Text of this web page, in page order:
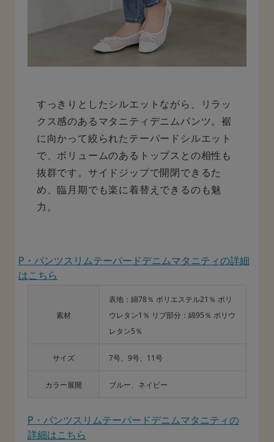
すっきりとしたシルエットながら、リラッ
クス感のあるマタニティデニムパンツ。裾
に向かって絞られたテーパードシルエット
で、ボリュームのあるトップスとの相性も
抜群です。サイドジップで開閉できるた
め、臨月期でも楽に着替えできるのも魅
力。
P・パンツスリムテーパードデニムマタニティの詳細
はこちら
素材
表地：綿78％ ポリエステル21％ ポリ
ウレタン1％ リブ部分：綿95％ ポリウ
レタン5％
サイズ 7号、9号、11号
カラー展開 ブルー、ネイビー
P・パンツスリムテーパードデニムマタニティの
詳細はこちら